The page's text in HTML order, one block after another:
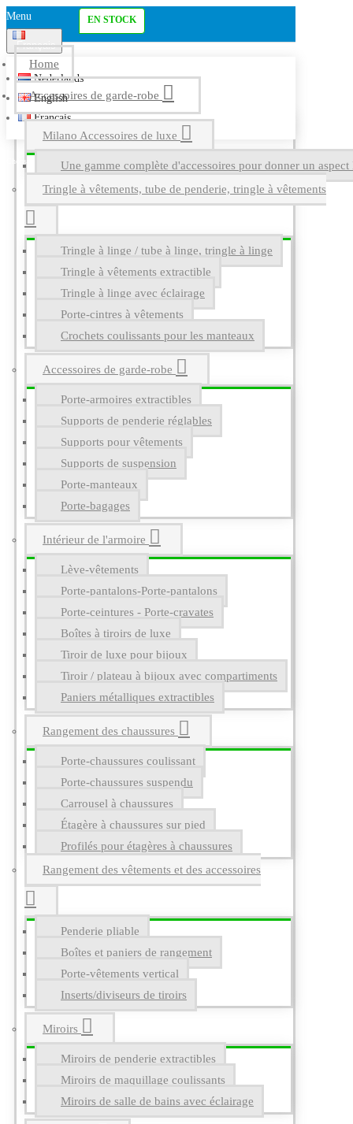
Menu
Français
Nederlands
English
Français
Home
Accessoires de garde-robe
Milano Accessoires de luxe
Une gamme complète d'accessoires pour donner un
Tringle à vêtements, tube de penderie, tringle à vêtements
Tringle à linge / tube à linge, tringle à linge
Tringle à vêtements extractible
Tringle à linge avec éclairage
Porte-cintres à vêtements
Crochets coulissants pour les manteaux
Accessoires de garde-robe
Porte-armoires extractibles
Supports de penderie réglables
Supports pour vêtements
Supports de suspension
Porte-manteaux
Porte-bagages
Intérieur de l'armoire
Lève-vêtements
Porte-pantalons-Porte-pantalons
Porte-ceintures - Porte-cravates
Boîtes à tiroirs de luxe
Tiroir de luxe pour bijoux
Tiroir / plateau à bijoux avec compartiments
Paniers métalliques extractibles
Rangement des chaussures
Porte-chaussures coulissant
Porte-chaussures suspendu
Carrousel à chaussures
Étagère à chaussures sur pied
Profilés pour étagères à chaussures
Rangement des vêtements et des accessoires
Penderie pliable
Boîtes et paniers de rangement
Porte-vêtements vertical
Inserts/diviseurs de tiroirs
Miroirs
Miroirs de penderie extractibles
Miroirs de maquillage coulissants
Miroirs de salle de bains avec éclairage
EN STOCK